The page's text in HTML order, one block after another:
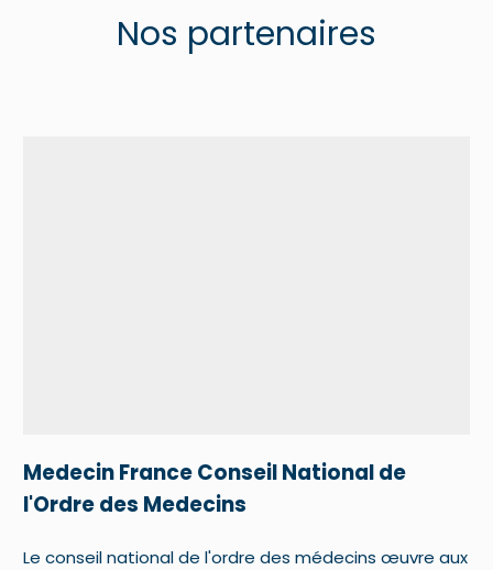
Nos partenaires
Medecin France Conseil National de
l'Ordre des Medecins
Le conseil national de l'ordre des médecins œuvre aux